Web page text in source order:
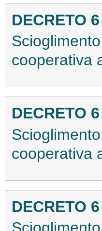
DECRETO
cooperativa
DECRETO
cooperativa
DECRETO